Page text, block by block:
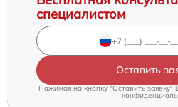
специалистом
Оставить
Нажимая на кнопку "Оставить заявку"